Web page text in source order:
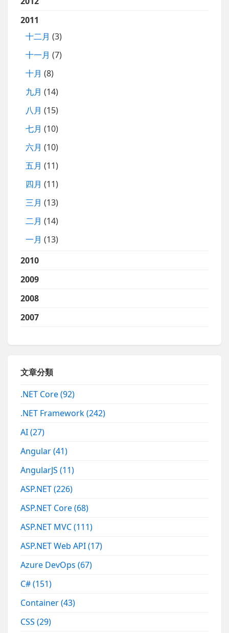
2011
十二月 (3)
十一月 (7)
十月 (8)
九月 (14)
八月 (15)
七月 (10)
六月 (10)
五月 (11)
四月 (11)
三月 (13)
二月 (14)
一月 (13)
2010
2009
2008
2007
文章分類
.NET Core(92)
.NET Framework(242)
AI(27)
Angular(41)
AngularJS(11)
ASP.NET(226)
ASP.NET Core(68)
ASP.NET MVC(111)
ASP.NET Web API(17)
Azure DevOps(67)
C#(151)
Container(43)
CSS(29)